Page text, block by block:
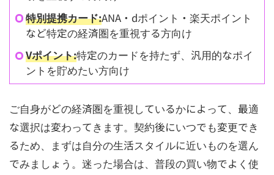
特別提携カード:ANA・dポイント・楽天ポイント
など特定の経済圏を重視する方向け
Vポイント:特定のカードを持たず、汎用的なポイ
ントを貯めたい方向け
ご自身がどの経済圏を重視しているかによって、最適
な選択は変わってきます。契約後にいつでも変更でき
るため、まずは自分の生活スタイルに近いものを選ん
でみましょう。迷った場合は、普段の買い物でよく使